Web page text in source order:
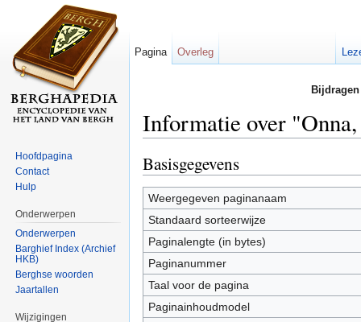
Informatie over
Basisgegevens
Weergegeven paginanaam
Standaard sorteerwijze
Paginalengte (in bytes)
Paginanummer
Taal voor de pagina
Paginainhoudmodel
Pagina Overleg
Hoofdpagina
Contact
Hulp
Onderwerpen
Onderwerpen
Barghief Index (Archief
HKB)
Berghse woorden
Jaartallen
Wijzigingen